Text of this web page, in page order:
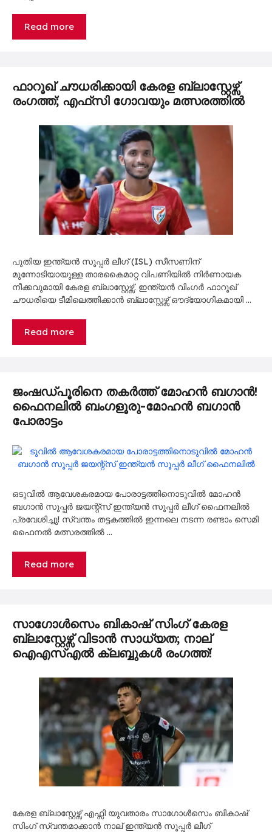
Read more
ഫാറൂഖ് ചൗധരിക്കായി കേരള ബ്ലാസ്റ്റേഴ്സ്
രംഗത്ത്; എഫ്‌സി ഗോവയും മത്സരത്തിൽ
പുതിയ ഇന്ത്യൻ സൂപ്പർ ലീഗ് (ISL) സീസണിന്
മുന്നോടിയായുള്ള താരകൈമാറ്റ വിപണിയിൽ നിർണായക
നീക്കവുമായി കേരള ബ്ലാസ്റ്റേഴ്സ്. ഇന്ത്യൻ വിംഗർ ഫാറൂഖ്
ചൗധരിയെ ടീമിലെത്തിക്കാൻ ബ്ലാസ്റ്റേഴ്സ് ഔദ്യോഗികമായി …
Read more
ജംഷഡ്‌പൂരിനെ തകർത്ത് മോഹൻ ബഗാൻ!
ഫൈനലിൽ ബംഗളൂരു-മോഹൻ ബഗാൻ
പോരാട്ടം
ഒടുവിൽ ആവേശകരമായ പോരാട്ടത്തിനൊടുവിൽ മോഹൻ
ബഗാൻ സൂപ്പർ ജയന്റ്‌സ് ഇന്ത്യൻ സൂപ്പർ ലീഗ് ഫൈനലിൽ
പ്രവേശിച്ചു! സ്വന്തം തട്ടകത്തിൽ ഇന്നലെ നടന്ന രണ്ടാം സെമി
ഫൈനൽ മത്സരത്തിൽ …
Read more
സാഗോൾസെം ബികാഷ് സിംഗ് കേരള
ബ്ലാസ്റ്റേഴ്സ് വിടാൻ സാധ്യത; നാല്
ഐഎസ്എൽ ക്ലബ്ബുകൾ രംഗത്ത്!
കേരള ബ്ലാസ്റ്റേഴ്സ് എഫ്സി യുവതാരം സാഗോൾസെം ബികാഷ്
സിംഗ് സ്വന്തമാക്കാൻ നാല് ഇന്ത്യൻ സൂപ്പർ ലീഗ്